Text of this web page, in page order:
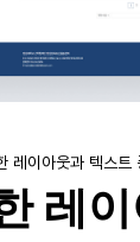
레이아웃과 텍스트
레